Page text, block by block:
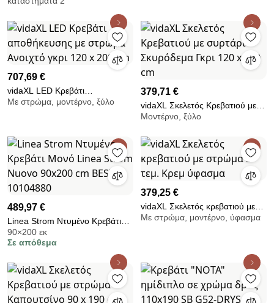
707,69 €
vidaXL LED Κρεβάτι
αποθήκευσης με στρώμα
Με στρώμα, μοντέρνο, ξύλο
379,71 €
vidaXL Σκελετός Κρεβατιού με
συρτάρι Σκυρόδεμα Γκρι 120 x
Μοντέρνο, ξύλο
489,97 €
Linea Strom Ντυμένο Κρεβάτι
Μονό Linea Strom Nuovo
90x200 cm BEST-10104880
90×200 εκ
Σε απόθεμα
379,25 €
vidaXL Σκελετός κρεβατιού με
στρώμα 2 τεμ. Κρεμ ύφασμα
Με στρώμα, μοντέρνο, ύφασμα